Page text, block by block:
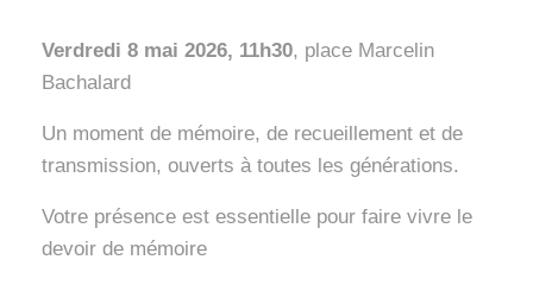
Verdredi 8 mai 2026, 11h30, place Marcelin
Bachalard
Un moment de mémoire, de recueillement et de
transmission, ouverts à toutes les générations.
Votre présence est essentielle pour faire vivre le
devoir de mémoire